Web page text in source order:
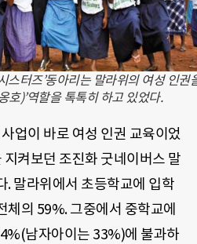
스터즈’동아리는 말라위의 여성 인권
호)’역할을 톡톡히 하고 있었다.
업이 바로 여성 인권 교육이었
켜보던 조진화 굿네이버스 말
. 말라위에서 초등학교에 입학
체의 59%. 그중에서 중학교에
남자아이는 33%)에 불과하